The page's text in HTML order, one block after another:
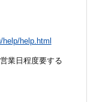
help.html
業日程度要する